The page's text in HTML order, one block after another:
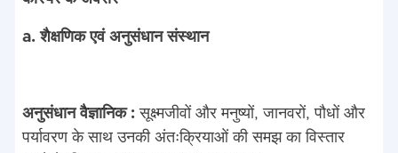
a. शैक्षणिक एवं अनुसंधान संस्थान
अनुसंधान वैज्ञानिक :सूक्ष्मजीवों और मनुष्यों, जानवरों, पौधों और
पर्यावरण के साथ उनकी अंतःक्रियाओं की समझ का विस्तार